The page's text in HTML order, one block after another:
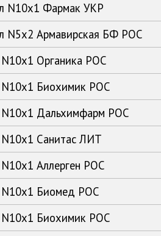
N10x1 Фармак УКР
N5x2 Армавирская БФ РОС
Органика РОС
Биохимик РОС
Дальхимфарм РОС
Санитас ЛИТ
Аллерген РОС
N10x1 Биомед РОС
Биохимик РОС